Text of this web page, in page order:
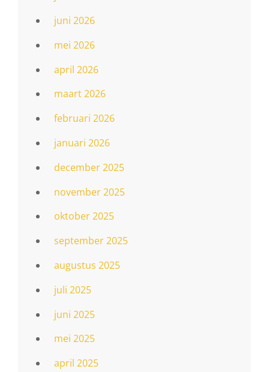
juni 2026
mei 2026
april 2026
maart 2026
februari 2026
januari 2026
december 2025
november 2025
oktober 2025
september 2025
augustus 2025
juli 2025
juni 2025
mei 2025
april 2025